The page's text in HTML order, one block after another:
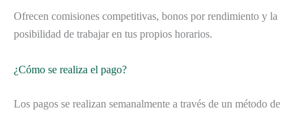
Ofrecen comisiones competitivas, bonos por rendimiento y la
posibilidad de trabajar en tus propios horarios.
¿Cómo se realiza el pago?
Los pagos se realizan semanalmente a través de un método de